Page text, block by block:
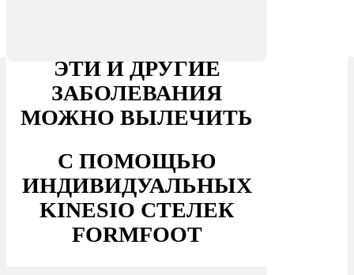
ЭТИ И ДРУГИЕ
ЗАБОЛЕВАНИЯ
МОЖНО ВЫЛЕЧИТЬ
С ПОМОЩЬЮ
ИНДИВИДУАЛЬНЫХ
KINESIO СТЕЛЕК
FORMFOOT